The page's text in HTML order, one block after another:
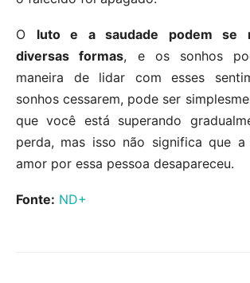
O luto e a saudade podem se
diversas formas, e os sonhos
maneira de lidar com esses
sonhos cessarem, pode ser
que você está superando
perda, mas isso não significa que
amor por essa pessoa desapareceu.
Fonte: ND+